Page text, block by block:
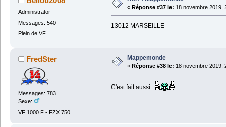
Administrator
Messages: 540
Plein de VF
« Réponse #37 le: 18 novembre 2019,
13012 MARSEILLE
FredSter
Messages: 783
Sexe:
VF 1000 F - FZX 750
Mappemonde
« Réponse #38 le: 18 novembre 2019,
C'est fait aussi